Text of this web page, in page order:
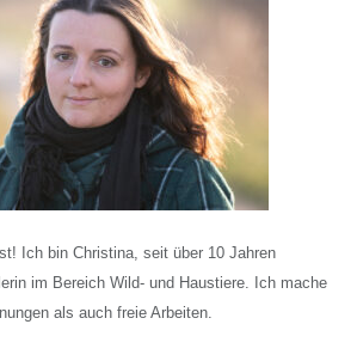
Ich bin Christina, seit über 10 Jahren
im Bereich Wild- und Haustiere. Ich mache
als auch freie Arbeiten.